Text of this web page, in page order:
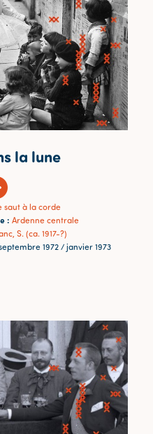
la lune
saut à la corde
: Ardenne centrale
S. (ca. 1917-?)
1972 / janvier 1973